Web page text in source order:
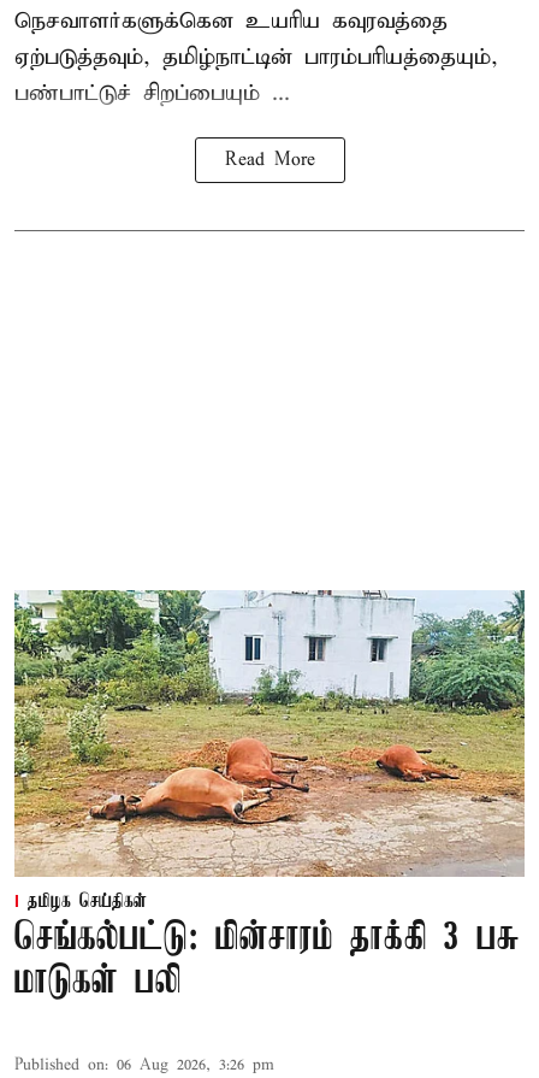
நெசவாளர்களுக்கென உயரிய கவுரவத்தை
ஏற்படுத்தவும், தமிழ்நாட்டின் பாரம்பரியத்தையும்,
பண்பாட்டுச் சிறப்பையும் ...
Read More
தமிழக செய்திகள்
செங்கல்பட்டு: மின்சாரம் தாக்கி 3 பசு
மாடுகள் பலி
Published on: 06 Aug 2026, 3:26 pm